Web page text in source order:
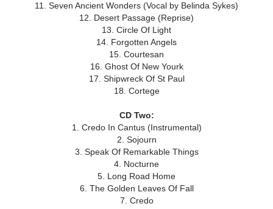
11. Seven Ancient Wonders (Vocal by Belinda Sykes)
12. Desert Passage (Reprise)
13. Circle Of Light
14. Forgotten Angels
15. Courtesan
16. Ghost Of New Yourk
17. Shipwreck Of St Paul
18. Cortege
CD Two:
1. Credo In Cantus (Instrumental)
2. Sojourn
3. Speak Of Remarkable Things
4. Nocturne
5. Long Road Home
6. The Golden Leaves Of Fall
7. Credo